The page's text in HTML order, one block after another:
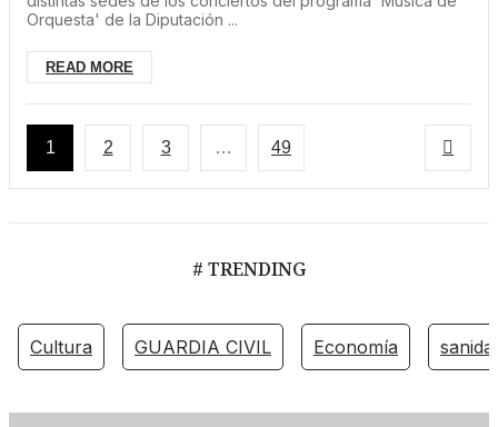
Orquesta' de la Diputación ...
READ MORE
1 2 3 … 49
# TRENDING
Cultura GUARDIA CIVIL Economía